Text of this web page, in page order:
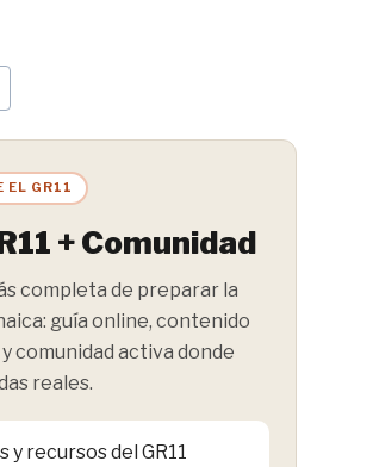
EL GR11
+ Comunidad
completa de preparar la
guía online, contenido
comunidad activa donde
reales.
y recursos del GR11